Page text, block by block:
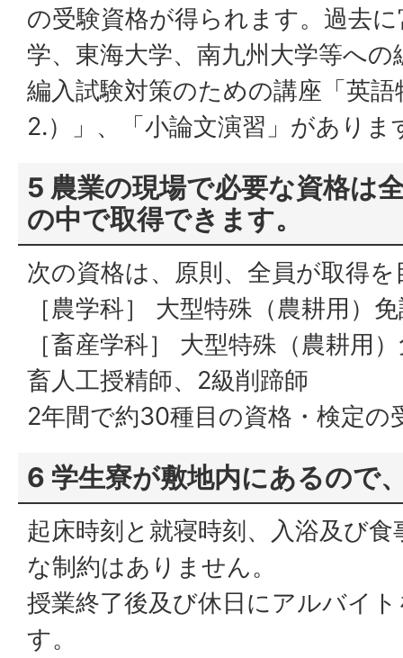
の受験資格が得られます。過去
学、東海大学、南九州大学等へ
編入試験対策のための講座「英語
2.）」、「小論文演習」がありま
5 農業の現場で必要な資格は
の中で取得できます。
次の資格は、原則、全員が取得
［農学科］ 大型特殊（農耕用）
［畜産学科］ 大型特殊（農耕用
畜人工授精師、2級削蹄師
2年間で約30種目の資格・検定の
6 学生寮が敷地内にあるので
起床時刻と就寝時刻、入浴及び
な制約はありません。
授業終了後及び休日にアルバイ
す。